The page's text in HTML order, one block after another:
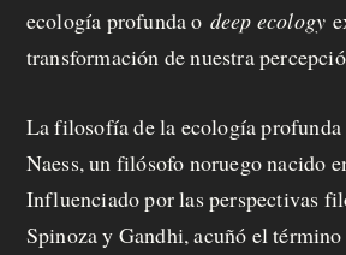
ecología profunda o deep ecology
transformación de nuestra
La filosofía de la ecología
Naess, un filósofo noruego nacido
Influenciado por las perspectivas
Spinoza y Gandhi, acuñó el